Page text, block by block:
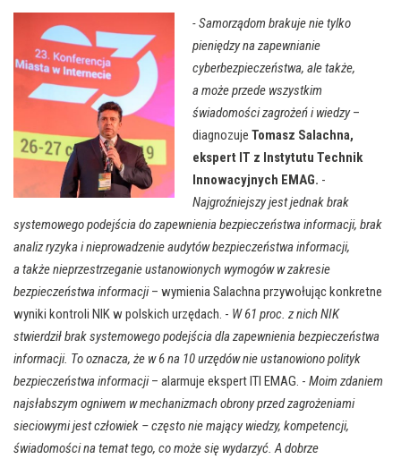
- Samorządom brakuje nie tylko
pieniędzy na zapewnianie
cyberbezpieczeństwa, ale także,
a może przede wszystkim
świadomości zagrożeń i wiedzy–
diagnozuje Tomasz Salachna,
ekspert IT z Instytutu Technik
Innowacyjnych EMAG. -
Najgroźniejszy jest jednak brak
systemowego podejścia do zapewnienia bezpieczeństwa informacji, brak
analiz ryzyka i nieprowadzenie audytów bezpieczeństwa informacji,
a także nieprzestrzeganie ustanowionych wymogów w zakresie
bezpieczeństwa informacji– wymienia Salachna przywołując konkretne
wyniki kontroli NIK w polskich urzędach. - W 61 proc. z nich NIK
stwierdził brak systemowego podejścia dla zapewnienia bezpieczeństwa
informacji. To oznacza, że w 6 na 10 urzędów nie ustanowiono polityk
bezpieczeństwa informacji– alarmuje ekspert ITI EMAG. - Moim zdaniem
najsłabszym ogniwem w mechanizmach obrony przed zagrożeniami
sieciowymi jest człowiek – często nie mający wiedzy, kompetencji,
świadomości na temat tego, co może się wydarzyć. A dobrze